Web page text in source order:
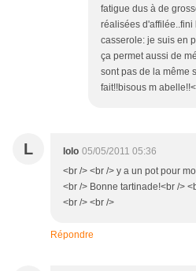
fatigue dus à de
réalisées
casserole: je suis en
ça permet aussi de
sont pas de la même
fait!!bisous m
L lolo 05/05/2011 05:36
<br /> <br /> y a un pot pour
<br /> Bonne tartinade!<br />
<br /> <br />
Répondre